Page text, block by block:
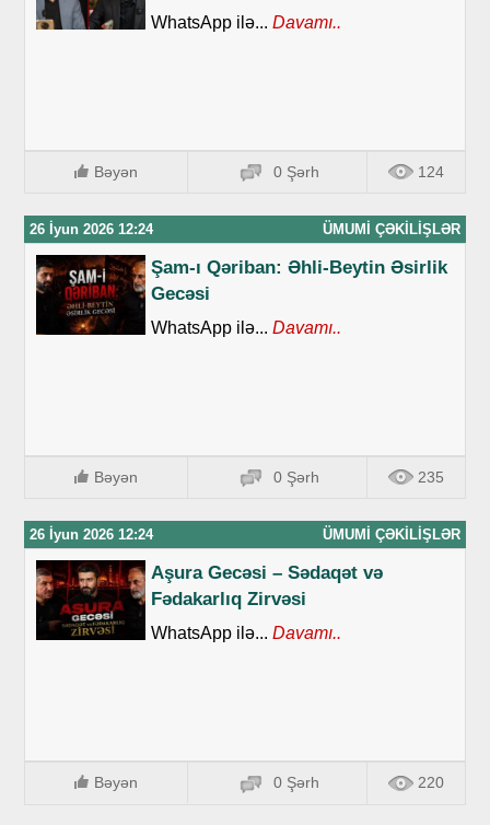
WhatsApp ilə... Davamı..
Bəyən 0 Şərh 124
26 İyun 2026 12:24 ÜMUMI ÇƏKILIŞLƏR
Şam-ı Qəriban: Əhli-Beytin Əsirlik
Gecəsi
WhatsApp ilə... Davamı..
Bəyən 0 Şərh 235
26 İyun 2026 12:24 ÜMUMI ÇƏKILIŞLƏR
Aşura Gecəsi – Sədaqət və
Fədakarlıq Zirvəsi
WhatsApp ilə... Davamı..
Bəyən 0 Şərh 220